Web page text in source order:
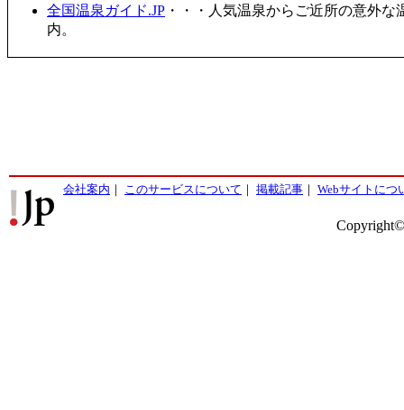
全国温泉ガイド.JP ・・・人気温泉からご近所の意外
内。
会社案内 ｜ このサービスについて ｜ 掲載記事 ｜ Webサイトにつ